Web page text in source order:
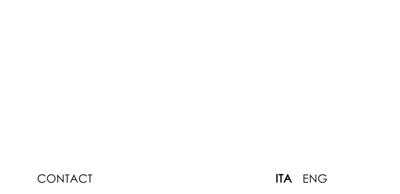
CONTACT ITA ENG